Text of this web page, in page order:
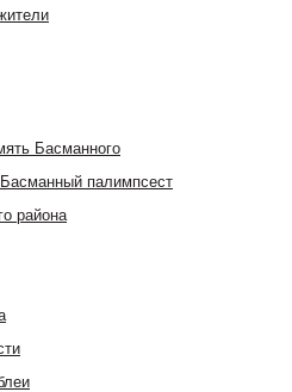
Басманного
Басманный палимпсест
района